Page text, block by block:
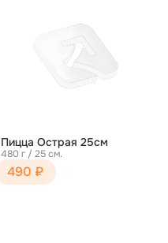
Пицца Острая 25см
480 г / 25 см.
490 ₽